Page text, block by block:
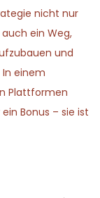
nicht nur
ein Weg,
und
einem
Plattformen
Bonus – sie ist